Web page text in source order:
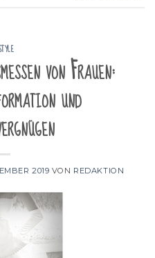
von Frauen:
und
2019 VON REDAKTION